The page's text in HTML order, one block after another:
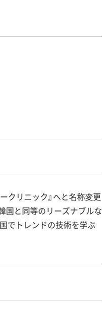
クリニック』へと名称変更
国と同等のリーズナブルな
でトレンドの技術を学ぶ